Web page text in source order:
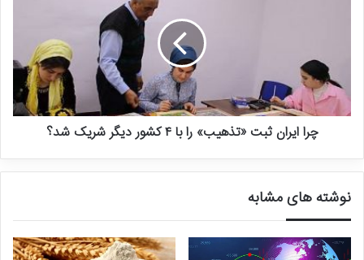
درصد کارگرانی که آموزش ایمنی منظم دریافت می کنند
باید به ۱۰۰٪ نزدیک شود. آموزش ناکافی یکی از دلایل اصلی آسیب های
معدن است.
دفعات بازرسی ایمنی:بازرسی ها و ممیزی های ایمنی منظم باید انجام
شود و برای شناسایی ،خطرات باید ردیابی شود. بازرسی‌ها باید کل عملیات
استخراج از جمله تجهیزات، فرآیندها و رفتار را پوشش دهد.
نرخ جلسات ایمنی:جلسات ایمنی منظم به کارگران و مدیریت اجازه
می‌دهد تا در مورد خطرات و کنترل‌ها ارتباط برقرار کنند. نرخ حضور در
چرا ایران ثبت «تذهیب» را با ۴ کشور دیگر شریک شد؟
نوشته های مشابه